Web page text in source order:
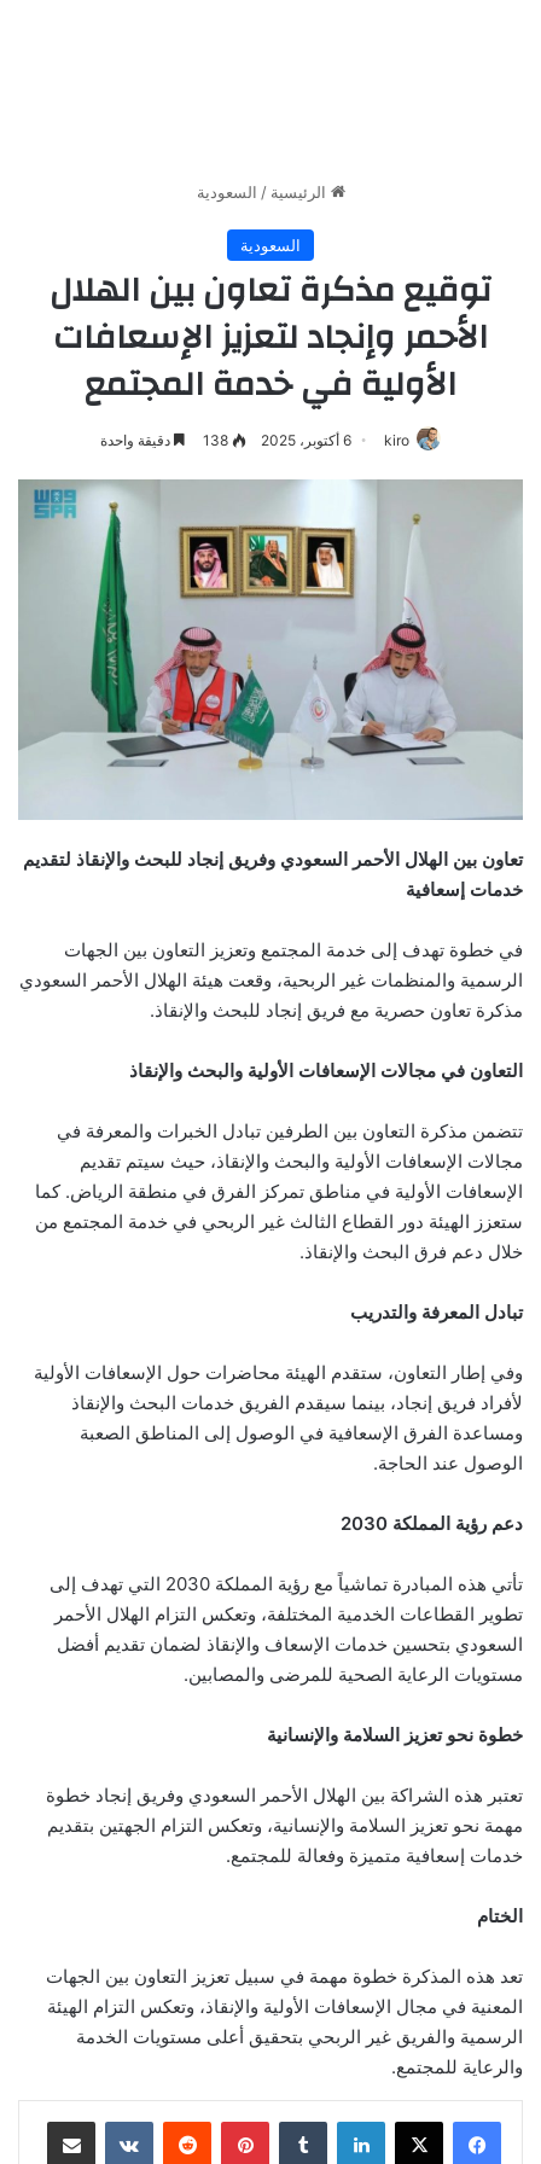
الرئيسية / السعودية
السعودية
توقيع مذكرة تعاون بين الهلال
الأحمر وإنجاد لتعزيز الإسعافات
الأولية في خدمة المجتمع
kiro 6 أكتوبر، 2025 138 دقيقة واحدة
تعاون بين الهلال الأحمر السعودي وفريق إنجاد للبحث والإنقاذ لتقديم
خدمات إسعافية
في خطوة تهدف إلى خدمة المجتمع وتعزيز التعاون بين الجهات
الرسمية والمنظمات غير الربحية، وقعت هيئة الهلال الأحمر السعودي
مذكرة تعاون حصرية مع فريق إنجاد للبحث والإنقاذ.
التعاون في مجالات الإسعافات الأولية والبحث والإنقاذ
تتضمن مذكرة التعاون بين الطرفين تبادل الخبرات والمعرفة في
مجالات الإسعافات الأولية والبحث والإنقاذ، حيث سيتم تقديم
الإسعافات الأولية في مناطق تمركز الفرق في منطقة الرياض. كما
ستعزز الهيئة دور القطاع الثالث غير الربحي في خدمة المجتمع من
خلال دعم فرق البحث والإنقاذ.
تبادل المعرفة والتدريب
وفي إطار التعاون، ستقدم الهيئة محاضرات حول الإسعافات الأولية
لأفراد فريق إنجاد، بينما سيقدم الفريق خدمات البحث والإنقاذ
ومساعدة الفرق الإسعافية في الوصول إلى المناطق الصعبة
الوصول عند الحاجة.
دعم رؤية المملكة 2030
تأتي هذه المبادرة تماشياً مع رؤية المملكة 2030 التي تهدف إلى
تطوير القطاعات الخدمية المختلفة، وتعكس التزام الهلال الأحمر
السعودي بتحسين خدمات الإسعاف والإنقاذ لضمان تقديم أفضل
مستويات الرعاية الصحية للمرضى والمصابين.
خطوة نحو تعزيز السلامة والإنسانية
تعتبر هذه الشراكة بين الهلال الأحمر السعودي وفريق إنجاد خطوة
مهمة نحو تعزيز السلامة والإنسانية، وتعكس التزام الجهتين بتقديم
خدمات إسعافية متميزة وفعالة للمجتمع.
الختام
تعد هذه المذكرة خطوة مهمة في سبيل تعزيز التعاون بين الجهات
المعنية في مجال الإسعافات الأولية والإنقاذ، وتعكس التزام الهيئة
الرسمية والفريق غير الربحي بتحقيق أعلى مستويات الخدمة
والرعاية للمجتمع.
لينكدإن بينتيريست